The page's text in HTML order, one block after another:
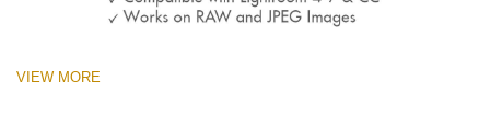
VIEW MORE